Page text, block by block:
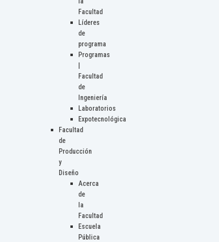
Facultad
Líderes
de
programa
Programas
Facultad
de
Ingeniería
Laboratorios
Expotecnológica
Facultad
de
Producción
y
Diseño
Acerca
de
la
Facultad
Escuela
Pública